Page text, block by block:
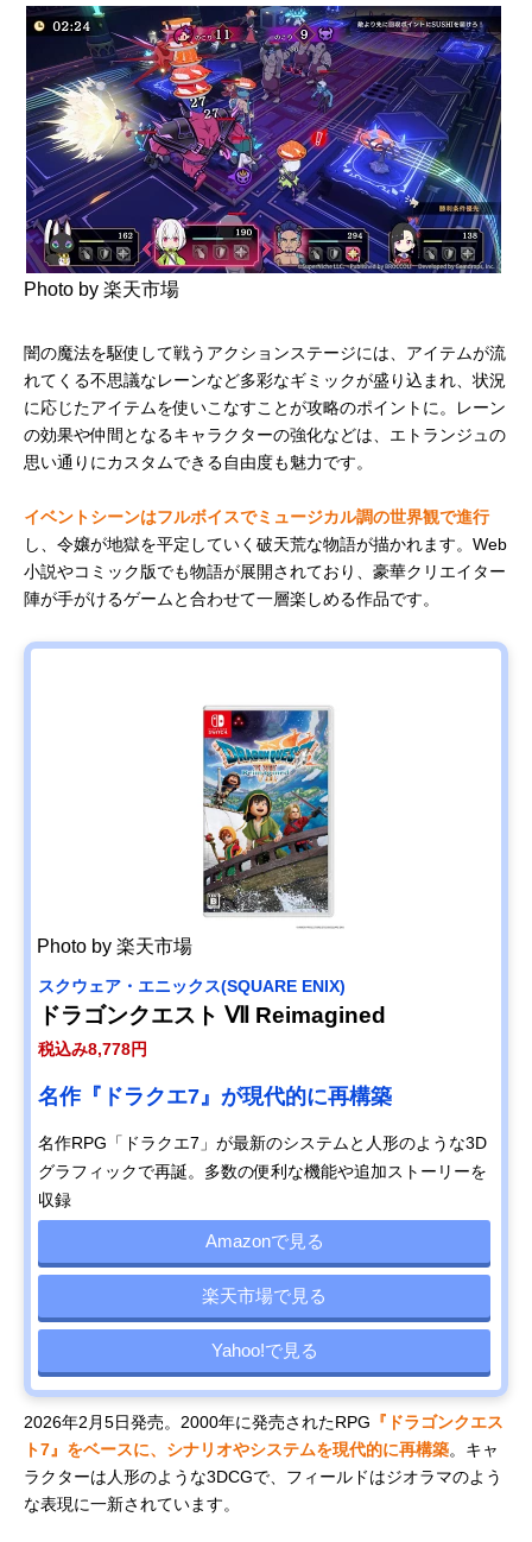
Photo by 楽天市場
闇の魔法を駆使して戦うアクションステージには、アイテムが流
れてくる不思議なレーンなど多彩なギミックが盛り込まれ、状況
に応じたアイテムを使いこなすことが攻略のポイントに。レーン
の効果や仲間となるキャラクターの強化などは、エトランジュの
思い通りにカスタムできる自由度も魅力です。
イベントシーンはフルボイスでミュージカル調の世界観で進行
し、令嬢が地獄を平定していく破天荒な物語が描かれます。Web
小説やコミック版でも物語が展開されており、豪華クリエイター
陣が手がけるゲームと合わせて一層楽しめる作品です。
Photo by 楽天市場
スクウェア・エニックス(SQUARE ENIX)
ドラゴンクエスト Ⅶ Reimagined
税込み8,778円
名作『ドラクエ7』が現代的に再構築
名作RPG「ドラクエ7」が最新のシステムと人形のような3D
グラフィックで再誕。多数の便利な機能や追加ストーリーを
収録
Amazonで見る
楽天市場で見る
Yahoo!で見る
2026年2月5日発売。2000年に発売されたRPG 『ドラゴンクエス
ト7』をベースに、シナリオやシステムを現代的に再構築。キャ
ラクターは人形のような3DCGで、フィールドはジオラマのよう
な表現に一新されています。